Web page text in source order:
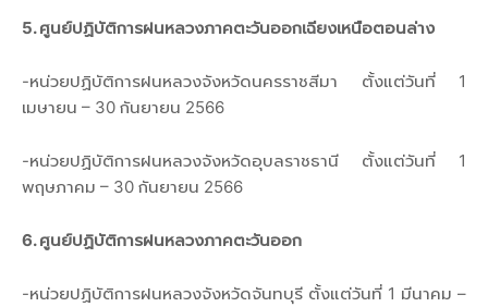
5. ศูนย์ปฏิบัติการฝนหลวงภาคตะวันออกเฉียงเหนือตอนล่าง
-หน่วยปฏิบัติการฝนหลวงจังหวัดนครราชสีมา ตั้งแต่วันที่ 1
เมษายน – 30 กันยายน 2566
-หน่วยปฏิบัติการฝนหลวงจังหวัดอุบลราชธานี ตั้งแต่วันที่ 1
พฤษภาคม – 30 กันยายน 2566
6. ศูนย์ปฏิบัติการฝนหลวงภาคตะวันออก
-หน่วยปฏิบัติการฝนหลวงจังหวัดจันทบุรี ตั้งแต่วันที่ 1 มีนาคม –